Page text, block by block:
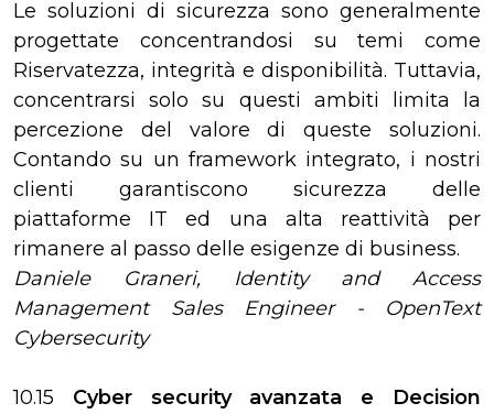
Le soluzioni di sicurezza sono generalmente
progettate concentrandosi su temi come
Riservatezza, integrità e disponibilità. Tuttavia,
concentrarsi solo su questi ambiti limita la
percezione del valore di queste soluzioni.
Contando su un framework integrato, i nostri
clienti garantiscono sicurezza delle
piattaforme IT ed una alta reattività per
rimanere al passo delle esigenze di business.
Daniele Graneri, Identity and Access
Management Sales Engineer - OpenText
Cybersecurity
10.15 Cyber security avanzata e Decision